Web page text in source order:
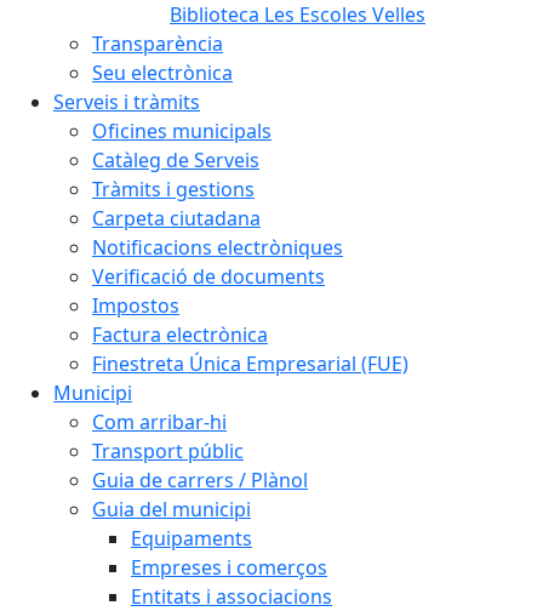
Biblioteca Les Escoles Velles
Transparència
Seu electrònica
Serveis i tràmits
Oficines municipals
Catàleg de Serveis
Tràmits i gestions
Carpeta ciutadana
Notificacions electròniques
Verificació de documents
Impostos
Factura electrònica
Finestreta Única Empresarial (FUE)
Municipi
Com arribar-hi
Transport públic
Guia de carrers / Plànol
Guia del municipi
Equipaments
Empreses i comerços
Entitats i associacions